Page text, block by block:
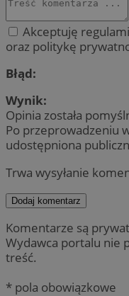
Akceptuję
oraz politykę
Błąd:
Wynik:
Opinia została
Po przeprowadzeniu
udostępniona
Trwa wysyłanie
Dodaj komentarz
Komentarze są
Wydawca portalu nie
treść.
* pola obowiązkowe